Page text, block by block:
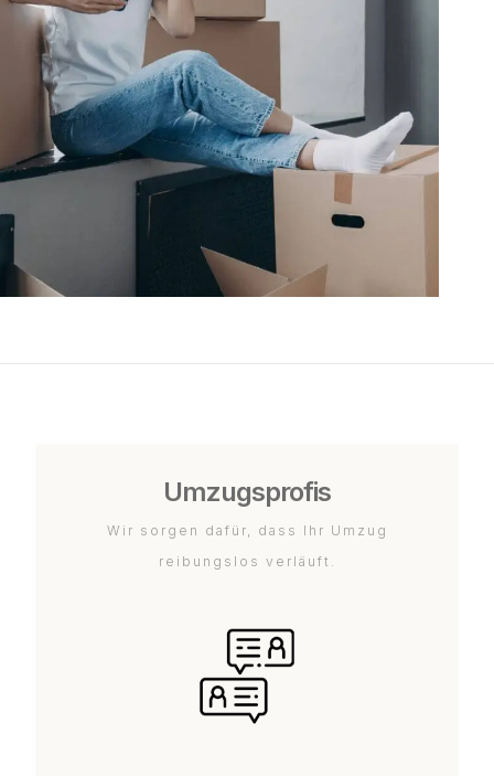
Umzugsprofis
Wir sorgen dafür, dass Ihr Umzug
reibungslos verläuft.